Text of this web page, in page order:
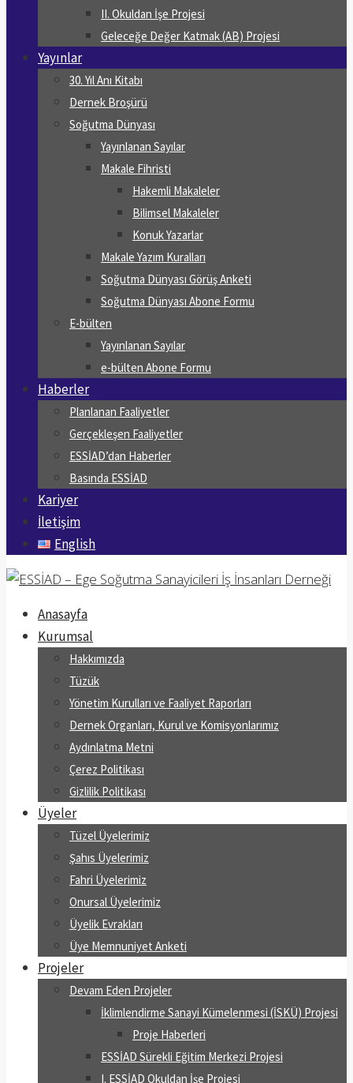
II. Okuldan İşe Projesi
Geleceğe Değer Katmak (AB) Projesi
Yayınlar
30. Yıl Anı Kitabı
Dernek Broşürü
Soğutma Dünyası
Yayınlanan Sayılar
Makale Fihristi
Hakemli Makaleler
Bilimsel Makaleler
Konuk Yazarlar
Makale Yazım Kuralları
Soğutma Dünyası Görüş Anketi
Soğutma Dünyası Abone Formu
E-bülten
Yayınlanan Sayılar
e-bülten Abone Formu
Haberler
Planlanan Faaliyetler
Gerçekleşen Faaliyetler
ESSİAD’dan Haberler
Basında ESSİAD
Kariyer
İletişim
English
Anasayfa
Kurumsal
Hakkımızda
Tüzük
Yönetim Kurulları ve Faaliyet Raporları
Dernek Organları, Kurul ve Komisyonlarımız
Aydınlatma Metni
Çerez Politikası
Gizlilik Politikası
Üyeler
Tüzel Üyelerimiz
Şahıs Üyelerimiz
Fahri Üyelerimiz
Onursal Üyelerimiz
Üyelik Evrakları
Üye Memnuniyet Anketi
Projeler
Devam Eden Projeler
İklimlendirme Sanayi Kümelenmesi (İSKÜ) Projesi
Proje Haberleri
ESSİAD Sürekli Eğitim Merkezi Projesi
I. ESSİAD Okuldan İşe Projesi